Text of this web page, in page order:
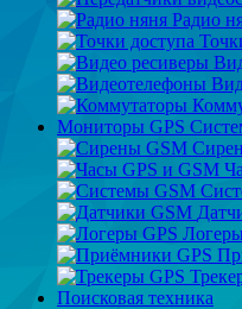
Радио
Мониторы GPS
Поисковая техника